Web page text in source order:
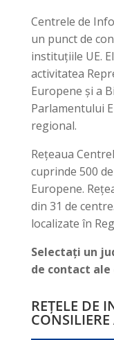
Centrele de
un punct de
instituțiile UE.
activitatea
Europene și a
Parlamentului
regional.
Reţeaua
cuprinde 500
Europene.
din 31 de
localizate în
Selectaţi un
de contact
REȚELE DE